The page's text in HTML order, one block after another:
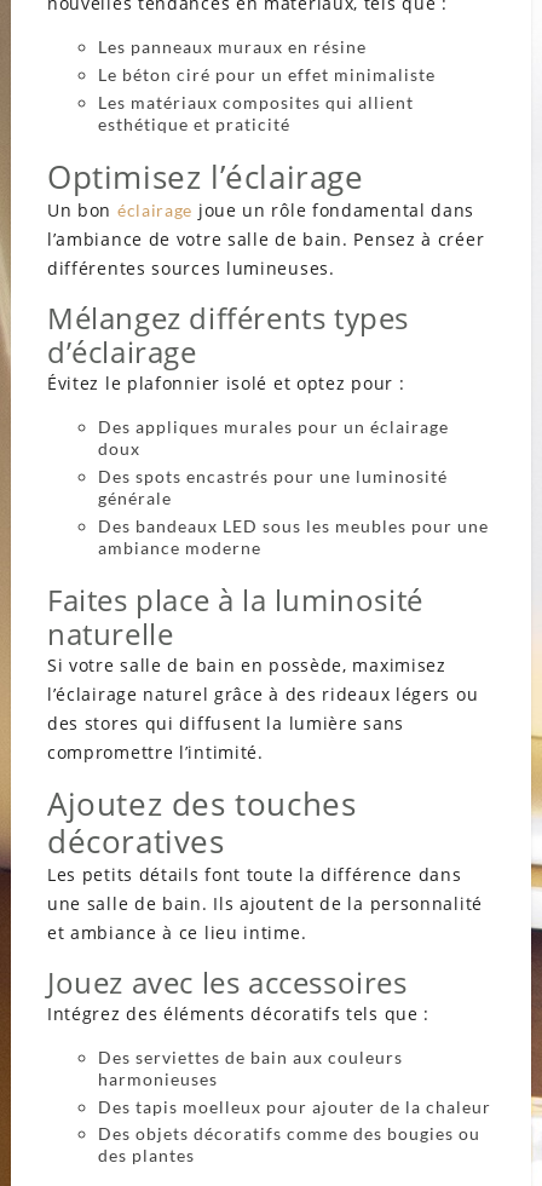
Les panneaux muraux en résine
Le béton ciré pour un effet minimaliste
Les matériaux composites qui allient
esthétique et praticité
Optimisez l’éclairage
Un bon éclairage joue un rôle fondamental dans
l’ambiance de votre salle de bain. Pensez à créer
différentes sources lumineuses.
Mélangez différents types
d’éclairage
Évitez le plafonnier isolé et optez pour :
Des appliques murales pour un éclairage
doux
Des spots encastrés pour une luminosité
générale
Des bandeaux LED sous les meubles pour une
ambiance moderne
Faites place à la luminosité
naturelle
Si votre salle de bain en possède, maximisez
l’éclairage naturel grâce à des rideaux légers ou
des stores qui diffusent la lumière sans
compromettre l’intimité.
Ajoutez des touches
décoratives
Les petits détails font toute la différence dans
une salle de bain. Ils ajoutent de la personnalité
et ambiance à ce lieu intime.
Jouez avec les accessoires
Intégrez des éléments décoratifs tels que :
Des serviettes de bain aux couleurs
harmonieuses
Des tapis moelleux pour ajouter de la chaleur
Des objets décoratifs comme des bougies ou
des plantes